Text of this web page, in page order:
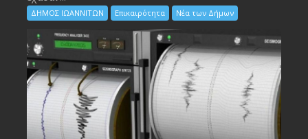
ΔΗΜΟΣ ΙΩΑΝΝΙΤΩΝ Επικαιρότητα Νέα των Δήμων